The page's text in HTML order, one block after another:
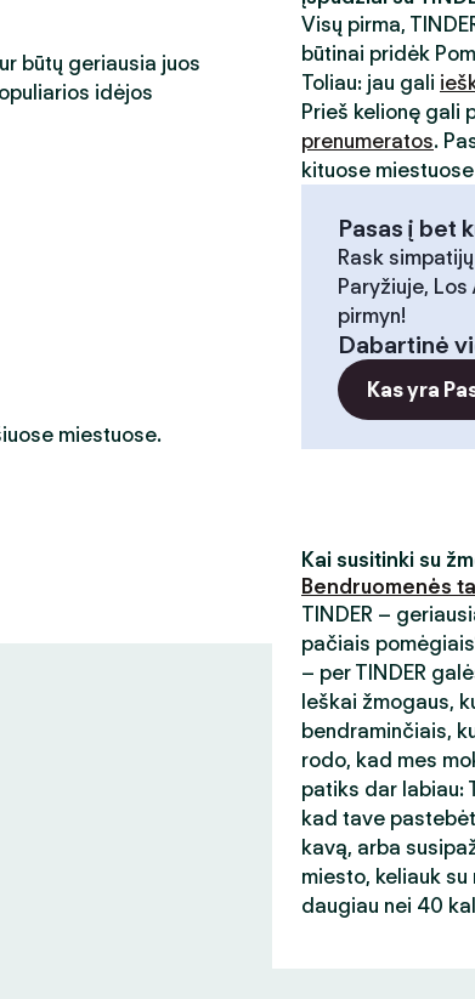
būtų geriausia juos
idėjos
miestuose.
Visų pirma,
būtinai pridėk
Toliau: jau gali
Prieš kelionę gali
prenumeratos.
kituose
Pasas į bet
Rask
Paryžiuje,
pirmyn!
Dabartinė
Kas yra
Kai susitinki su
Bendruomenės
TINDER –
pačiais
– per TINDER
Ieškai žmogaus,
bendraminčiais,
rodo, kad mes
patiks dar labiau:
kad tave
kavą, arba
miesto, keliauk
daugiau nei 40